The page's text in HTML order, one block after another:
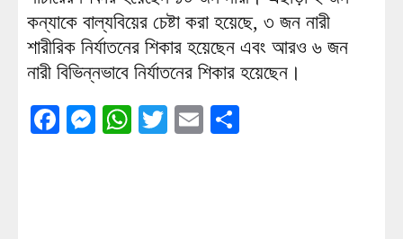
কন্যাকে বাল্যবিয়ের চেষ্টা করা হয়েছে, ৩ জন নারী
শারীরিক নির্যাতনের শিকার হয়েছেন এবং আরও ৬ জন
নারী বিভিন্নভাবে নির্যাতনের শিকার হয়েছেন।
Facebook
Messenger
WhatsApp
TwitterEmail